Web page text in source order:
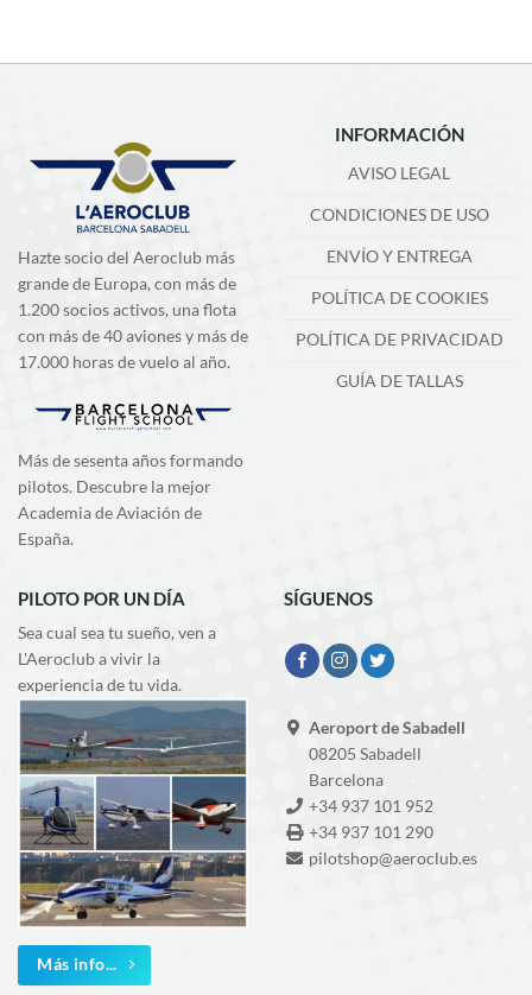
Hazte socio del Aeroclub más
grande de Europa, con más de
1.200 socios activos, una flota
con más de 40 aviones y más de
17.000 horas de vuelo al año.
Más de sesenta años formando
pilotos. Descubre la mejor
Academia de Aviación de
España.
INFORMACIÓN
AVISO LEGAL
CONDICIONES DE USO
ENVÍO Y ENTREGA
POLÍTICA DE COOKIES
POLÍTICA DE PRIVACIDAD
GUÍA DE TALLAS
PILOTO POR UN DÍA
Sea cual sea tu sueño, ven a
L'Aeroclub a vivir la
experiencia de tu vida.
Más info...
SÍGUENOS
Aeroport de Sabadell
08205 Sabadell
Barcelona
+34 937 101 952
+34 937 101 290
pilotshop@aeroclub.es